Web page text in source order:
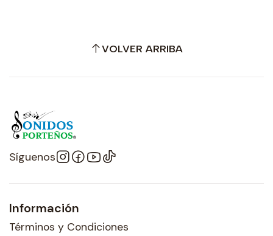
VOLVER ARRIBA
Síguenos
Información
Términos y Condiciones